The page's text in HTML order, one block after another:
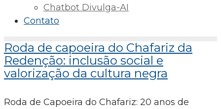
Chatbot Divulga-AI
Contato
Roda de capoeira do Chafariz da
Redenção: inclusão social e
valorização da cultura negra
Roda de Capoeira do Chafariz: 20 anos de